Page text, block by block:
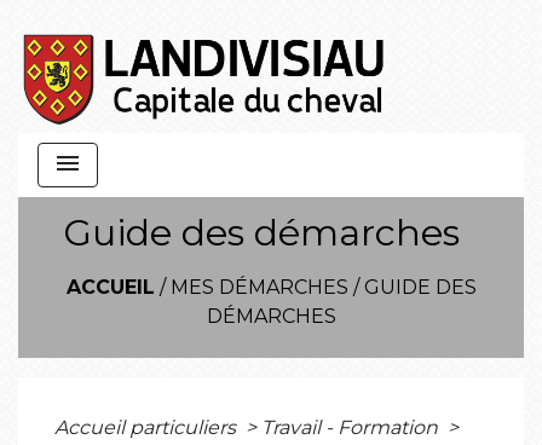
menu
Guide des démarches
ACCUEIL / MES DÉMARCHES / GUIDE DES
DÉMARCHES
Accueil particuliers > Travail - Formation >